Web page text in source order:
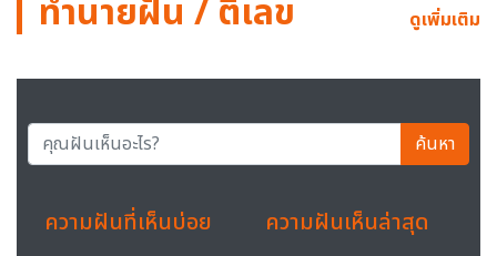
ทำนายฝัน / ตีเลข ดูเพิ่มเติม
ค้นหา
ความฝันที่เห็นบ่อย ความฝันเห็นล่าสุด